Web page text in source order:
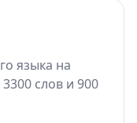
языка на
слов и 900